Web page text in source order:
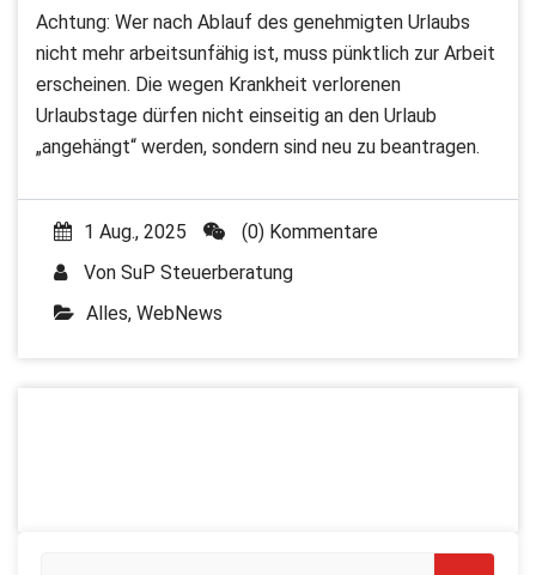
Achtung: Wer nach Ablauf des genehmigten Urlaubs
nicht mehr arbeitsunfähig ist, muss pünktlich zur Arbeit
erscheinen. Die wegen Krankheit verlorenen
Urlaubstage dürfen nicht einseitig an den Urlaub
„angehängt“ werden, sondern sind neu zu beantragen.
1 Aug., 2025
(0) Kommentare
Von SuP Steuerberatung
Alles, WebNews